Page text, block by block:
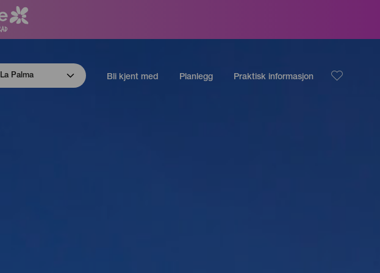
La Palma Bli kjent med Planlegg Praktisk informasjon